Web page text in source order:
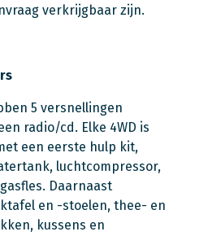
verkrijgbaar zijn.
5 versnellingen
radio/cd. Elke 4WD is
een eerste hulp kit,
luchtcompressor,
Daarnaast
en -stoelen, thee- en
kussens en